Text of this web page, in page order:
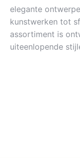
elegante
kunstwerken tot
assortiment is
uiteenlopende